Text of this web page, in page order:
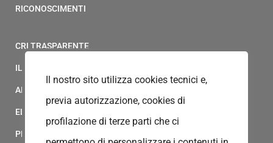
RICONOSCIMENTI
CRI TRASPARENTE
IL MODELLO 231 DELLA CROCE ROSSA ITALIANA
ALBO FORNITORI
ELENCO AVVOCATI
PRIVACY
Il nostro sito utilizza cookies tecnici e,
previa autorizzazione, cookies di
profilazione di terze parti che ci